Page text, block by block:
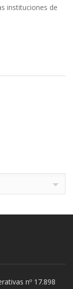
instituciones de
nº 17.898